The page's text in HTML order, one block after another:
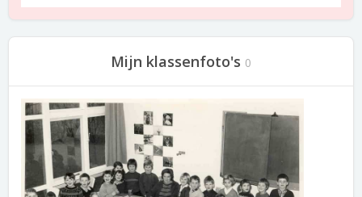
Mijn klassenfoto's 0